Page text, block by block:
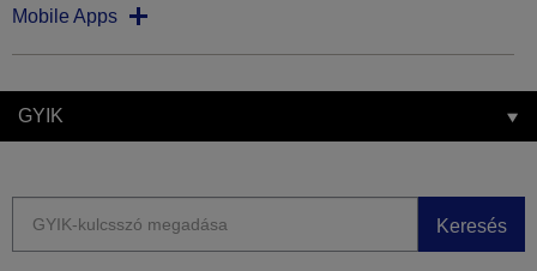
Mobile Apps
GYIK
Keresés